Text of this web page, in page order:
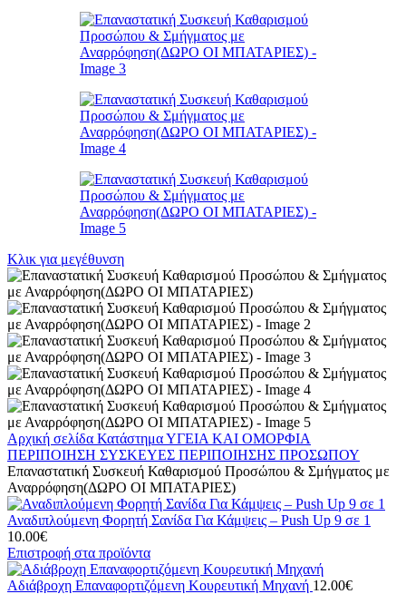
Κλικ για μεγέθυνση
Αρχική σελίδα ΚατάστημαΥΓΕΙΑ ΚΑΙ ΟΜΟΡΦΙΑ
ΠΕΡΙΠΟΙΗΣΗ ΣΥΣΚΕΥΕΣ ΠΕΡΙΠΟΙΗΣΗΣ ΠΡΟΣΩΠΟΥ
Eπαναστατική Συσκευή Καθαρισμού Προσώπου & Σμήγματος με
Αναρρόφηση(ΔΩΡΟ ΟΙ ΜΠΑΤΑΡΙΕΣ)
Αναδιπλούμενη Φορητή Σανίδα Για Κάμψεις – Push Up 9 σε 1
10.00€
Επιστροφή στα προϊόντα
Αδιάβροχη Επαναφορτιζόμενη Κουρευτική Μηχανή 12.00€